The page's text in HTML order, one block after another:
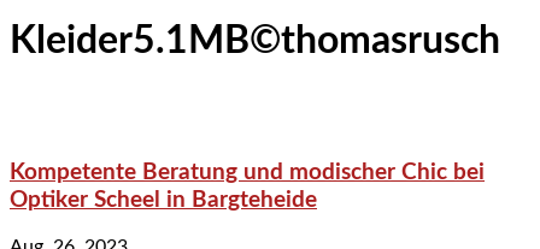
Kleider5.1MB©thomasrusch
Kompetente Beratung und modischer Chic bei
Optiker Scheel in Bargteheide